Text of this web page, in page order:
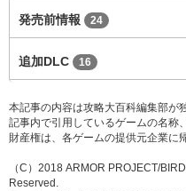
発売前情報 24
追加DLC 16
本記事の内容は攻略大百科編集部が
記事内で引用しているゲームの名称
財産権は、各ゲームの提供元企業に
（C）2018 ARMOR PROJECT/
Reserved.